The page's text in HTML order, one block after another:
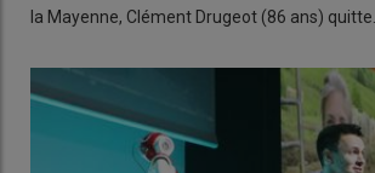
la Mayenne, Clément Drugeot (86 ans) quitte…